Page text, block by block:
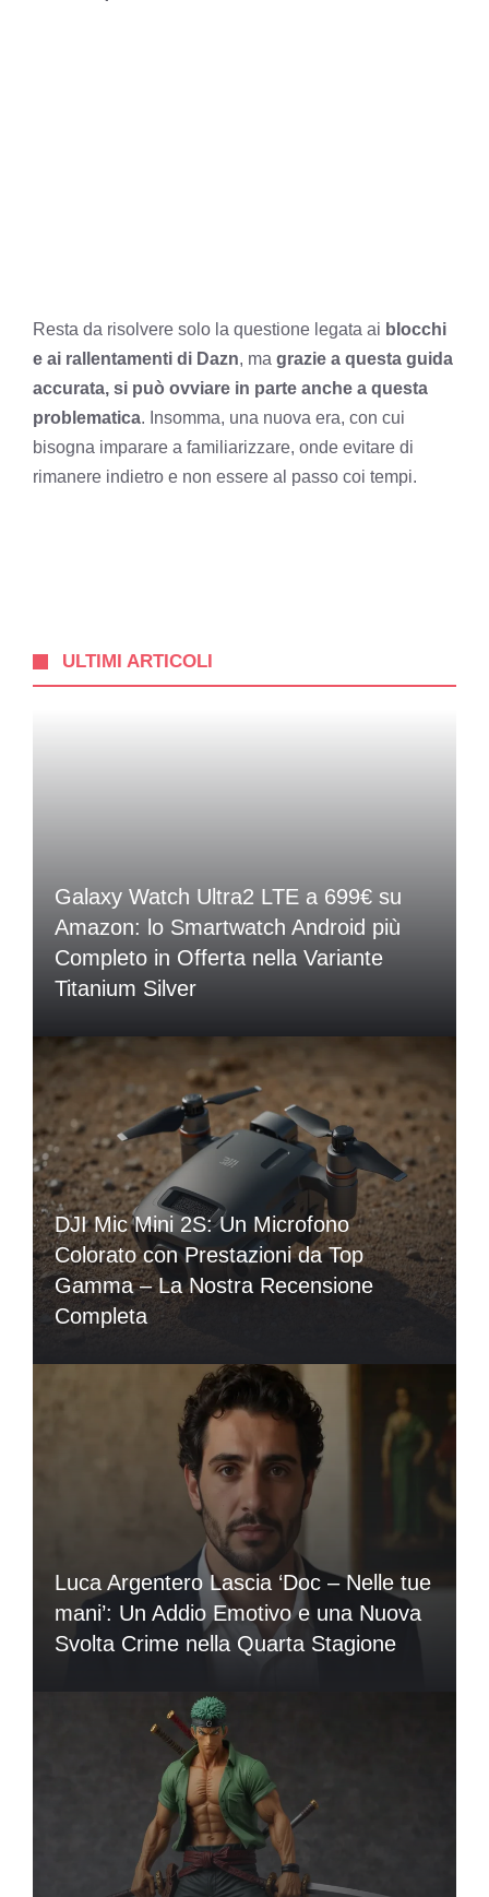
Resta da risolvere solo la questione legata ai blocchi
e ai rallentamenti di Dazn, ma grazie a questa guida
accurata, si può ovviare in parte anche a questa
problematica. Insomma, una nuova era, con cui
bisogna imparare a familiarizzare, onde evitare di
rimanere indietro e non essere al passo coi tempi.
ULTIMI ARTICOLI
Galaxy Watch Ultra2 LTE a 699€ su
Amazon: lo Smartwatch Android più
Completo in Offerta nella Variante
Titanium Silver
DJI Mic Mini 2S: Un Microfono
Colorato con Prestazioni da Top
Gamma – La Nostra Recensione
Completa
Luca Argentero Lascia ‘Doc – Nelle tue
mani’: Un Addio Emotivo e una Nuova
Svolta Crime nella Quarta Stagione